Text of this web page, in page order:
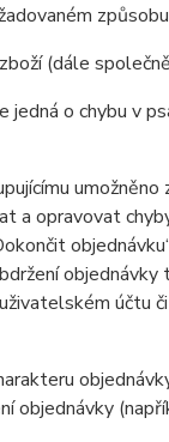
(dále
o chybu v
a opravovat
účtu
objednávky